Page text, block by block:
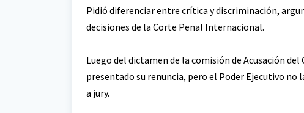
Pidió diferenciar entre crítica y discriminación,
decisiones de la Corte Penal Internacional.
Luego del dictamen de la comisión de Acusación
presentado su renuncia, pero el Poder Ejecutivo
a jury.